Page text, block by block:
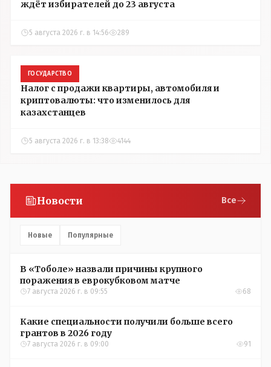
ждёт избирателей до 23 августа
5 августа 2026 г. в 14:56 289
ГОСУДАРСТВО
Налог с продажи квартиры, автомобиля и
криптовалюты: что изменилось для
казахстанцев
5 августа 2026 г. в 13:38 4144
Новости Все
Новые Популярные
В «Тоболе» назвали причины крупного
поражения в еврокубковом матче
7 августа 2026 г. в 09:55 68
Какие специальности получили больше всего
грантов в 2026 году
7 августа 2026 г. в 09:00 91